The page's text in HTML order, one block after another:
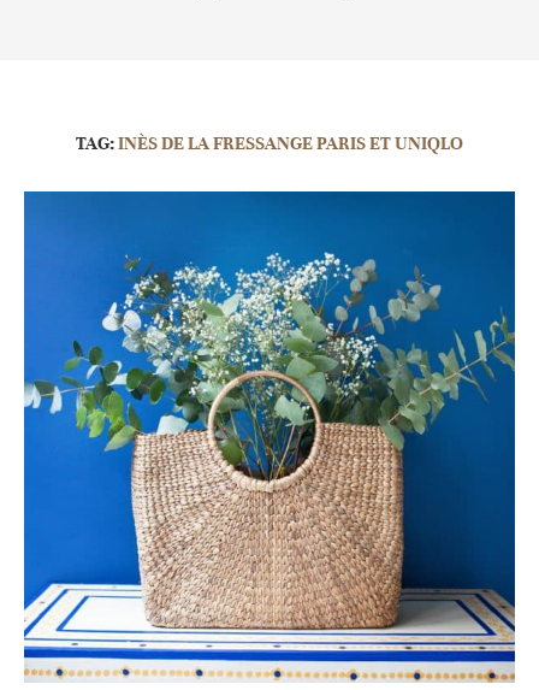
TAG:INÈS DE LA FRESSANGE PARIS ET UNIQLO